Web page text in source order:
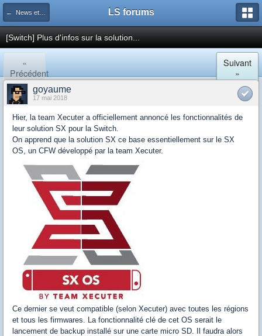
← News et actualités postées sur LS LS forums
[Switch] Plus d'infos sur la solution...
«
Précédent
Suivant
»
goyaume
17 mai 2018
Hier, la team Xecuter a officiellement annoncé les fonctionnalités de
leur solution SX pour la Switch.
On apprend que la solution SX ce base essentiellement sur le SX
OS, un CFW développé par la team Xecuter.
Ce dernier se veut compatible (selon Xecuter) avec toutes les régions
et tous les firmwares. La fonctionnalité clé de cet OS serait le
lancement de backup installé sur une carte micro SD. Il faudra alors